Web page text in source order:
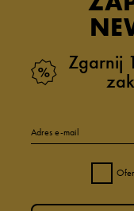
Zgarnij
Adres e-mail